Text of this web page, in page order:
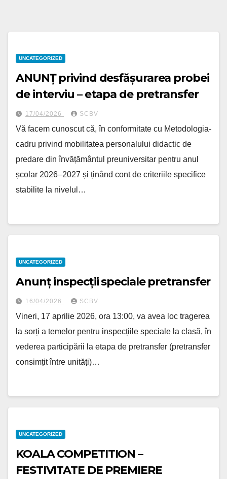
UNCATEGORIZED
ANUNȚ privind desfășurarea probei
de interviu – etapa de pretransfer
17/04/2026 SCBV
Vă facem cunoscut că, în conformitate cu Metodologia-
cadru privind mobilitatea personalului didactic de
predare din învățământul preuniversitar pentru anul
școlar 2026–2027 și ținând cont de criteriile specifice
stabilite la nivelul…
UNCATEGORIZED
Anunț inspecții speciale pretransfer
16/04/2026 SCBV
Vineri, 17 aprilie 2026, ora 13:00, va avea loc tragerea
la sorți a temelor pentru inspecțiile speciale la clasă, în
vederea participării la etapa de pretransfer (pretransfer
consimțit între unități)…
UNCATEGORIZED
KOALA COMPETITION –
FESTIVITATE DE PREMIERE